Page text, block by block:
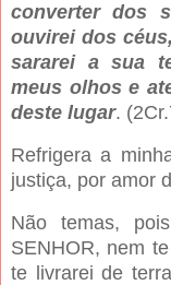
converter dos
ouvirei dos
sararei a sua
meus olhos e
deste lugar.
Refrigera a
justiça, por amor
Não temas,
SENHOR, nem
te livrarei de